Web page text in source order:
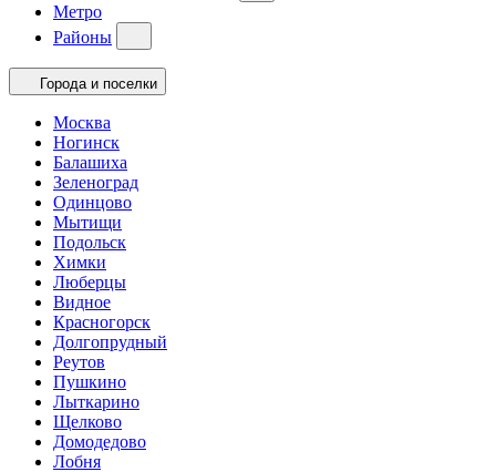
Метро
Районы
Города и поселки
Москва
Ногинск
Балашиха
Зеленоград
Одинцово
Мытищи
Подольск
Химки
Люберцы
Видное
Красногорск
Долгопрудный
Реутов
Пушкино
Лыткарино
Щелково
Домодедово
Лобня